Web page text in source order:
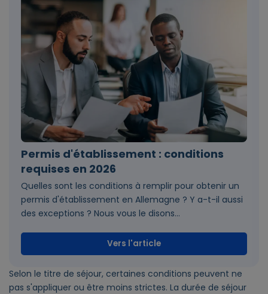
Permis d'établissement : conditions
requises en 2026
Quelles sont les conditions à remplir pour obtenir un
permis d'établissement en Allemagne ? Y a-t-il aussi
des exceptions ? Nous vous le disons...
Vers l'article
Selon le titre de séjour, certaines conditions peuvent ne
pas s'appliquer ou être moins strictes. La durée de séjour